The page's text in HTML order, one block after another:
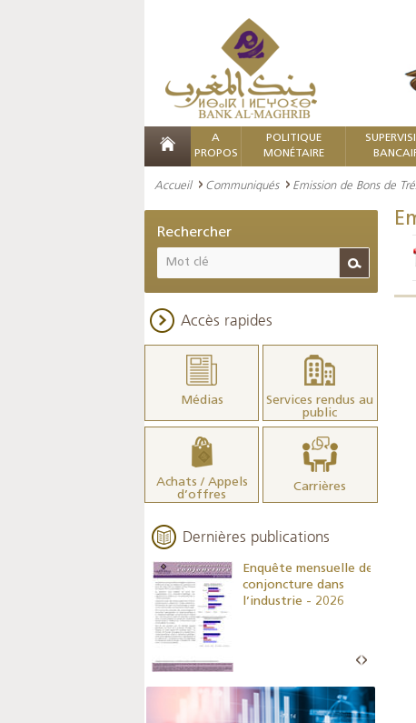
A
PROPOS
POLITIQUE
MONÉTAIRE
Accueil Communiqués Emission de Bons de
Rechercher
Accès rapides
Médias
Services rendus au
public
Achats / Appels
d’offres
Carrières
Dernières publications
Enquête mensuelle de
conjoncture dans
l’industrie - 2026